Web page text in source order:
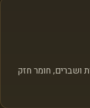
ושברים, חומר חזק